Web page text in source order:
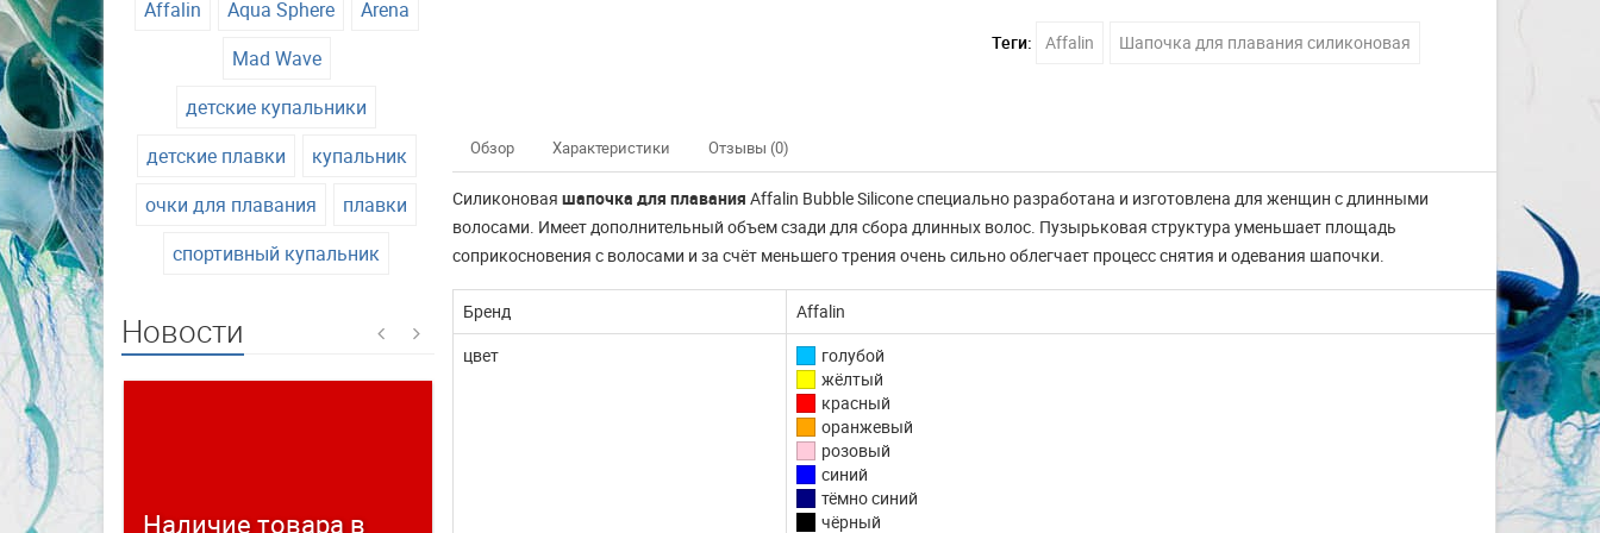
Affalin Aqua Sphere
Arena
Mad Wave
детские купальники
детские плавки
купальник
очки для плавания
плавки
спортивный купальник
Новости
Наличие товара в
Наш интернет магазин
Теги: Affalin Шапочка для плавания силиконовая
Обзор Характеристики Отзывы (0)
Силиконовая шапочка для плавания Affalin Bubble Silicone специально разработана и изготовлена для женщин с длинными
волосами. Имеет дополнительный объем сзади для сбора длинных волос. Пузырьковая структура уменьшает площадь
соприкосновения с волосами и за счёт меньшего трения очень сильно облегчает процесс снятия и одевания шапочки.
Бренд
Affalin
цвет
голубой
жёлтый
красный
оранжевый
розовый
синий
тёмно синий
чёрный